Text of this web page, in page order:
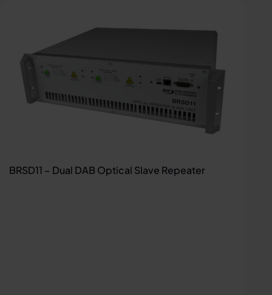
BRSD11 – Dual DAB Optical Slave Repeater